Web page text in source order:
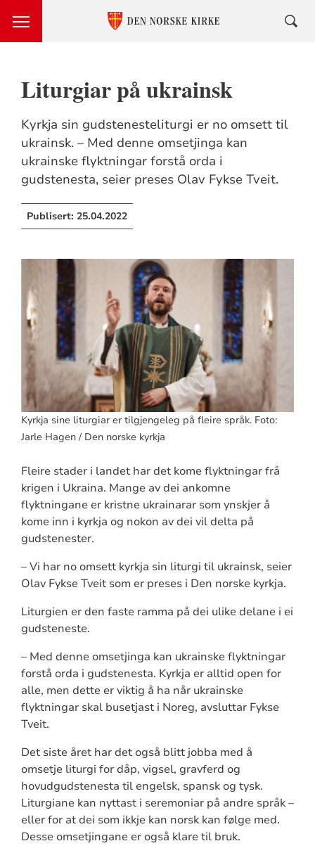
Liturgiar på ukrainsk
Kyrkja sin gudstenesteliturgi er no omsett til
ukrainsk. – Med denne omsetjinga kan
ukrainske flyktningar forstå orda i
gudstenesta, seier preses Olav Fykse Tveit.
Publisert: 25.04.2022
Kyrkja sine liturgiar er tilgjengeleg på fleire språk. Foto:
Jarle Hagen / Den norske kyrkja
Fleire stader i landet har det kome flyktningar frå
krigen i Ukraina. Mange av dei ankomne
flyktningane er kristne ukrainarar som ynskjer å
kome inn i kyrkja og nokon av dei vil delta på
gudstenester.
– Vi har no omsett kyrkja sin liturgi til ukrainsk, seier
Olav Fykse Tveit som er preses i Den norske kyrkja.
Liturgien er den faste ramma på dei ulike delane i ei
gudsteneste.
– Med denne omsetjinga kan ukrainske flyktningar
forstå orda i gudstenesta. Kyrkja er alltid open for
alle, men dette er viktig å ha når ukrainske
flyktningar skal busetjast i Noreg, avsluttar Fykse
Tveit.
Det siste året har det også blitt jobba med å
omsetje liturgi for dåp, vigsel, gravferd og
hovudgudstenesta til engelsk, spansk og tysk.
Liturgiane kan nyttast i seremoniar på andre språk –
eller for at dei som ikkje kan norsk kan følge med.
Desse omsetjingane er også klare til bruk.